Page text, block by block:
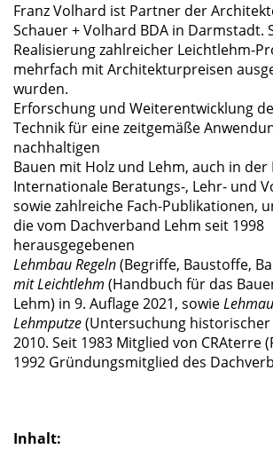
Franz Volhard ist Partner der
Schauer + Volhard BDA in Darmstadt.
Realisierung zahlreicher Leichtlehm-
mehrfach mit Architekturpreisen
wurden.
Erforschung und Weiterentwicklung
Technik für eine zeitgemäße
nachhaltigen
Bauen mit Holz und Lehm, auch in der
Internationale Beratungs-, Lehr- und
sowie zahlreiche Fach-Publikationen,
die vom Dachverband Lehm seit 1998
herausgegebenen
Lehmbau Regeln(Begriffe, Baustoffe,
mit Leichtlehm (Handbuch für das
Lehm) in 9. Auflage 2021, sowie
Lehmputze(Untersuchung
2010. Seit 1983 Mitglied von CRAterre
1992 Gründungsmitglied des
Inhalt: